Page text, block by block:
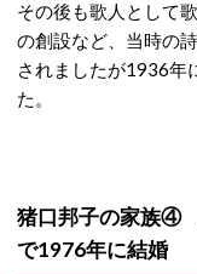
その後も歌人として
の創設など、当時の
されましたが1936年
た。
猪口邦子の家族④
で1976年に結婚